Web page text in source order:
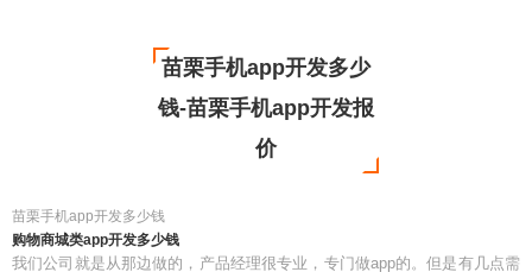
苗栗手机app开发多少
钱-苗栗手机app开发报
价
苗栗手机app开发多少钱
购物商城类app开发多少钱
我们公司就是从那边做的，产品经理很专业，专门做app的。但是有几点需